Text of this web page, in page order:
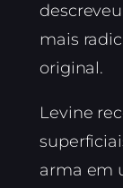
mais
original.
Levine
arma em